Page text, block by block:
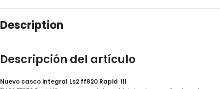
Description
Descripción del artículo
Nuevo casco integral Ls2 ff820 Rapid lll